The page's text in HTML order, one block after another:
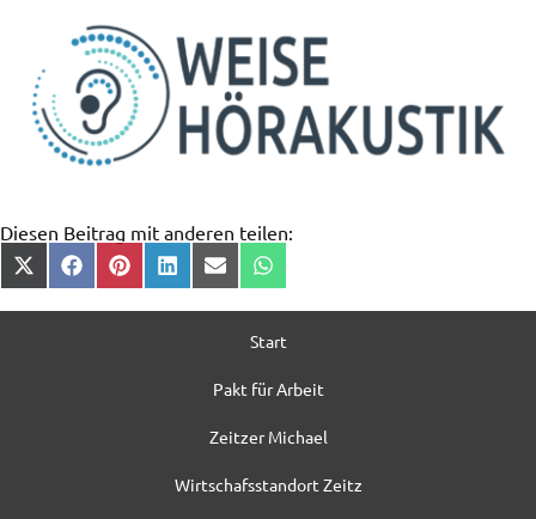
Diesen Beitrag mit anderen teilen:
Start
Pakt für Arbeit
Zeitzer Michael
Wirtschafsstandort Zeitz